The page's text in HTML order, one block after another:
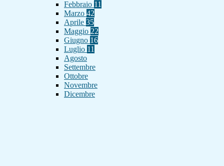
Febbraio 11
Marzo 42
Aprile 35
Maggio 22
Giugno 16
Luglio 11
Agosto
Settembre
Ottobre
Novembre
Dicembre